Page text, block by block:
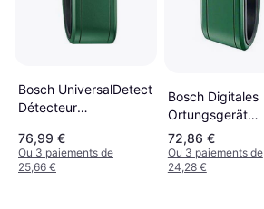
Bosch UniversalDetect
Détecteur
76,99 €
Ou 3 paiements de
25,66 €
Bosch Digitales
Ortungsgerät
UniversalDetect
72,86 €
Ou 3 paiements de
24,28 €